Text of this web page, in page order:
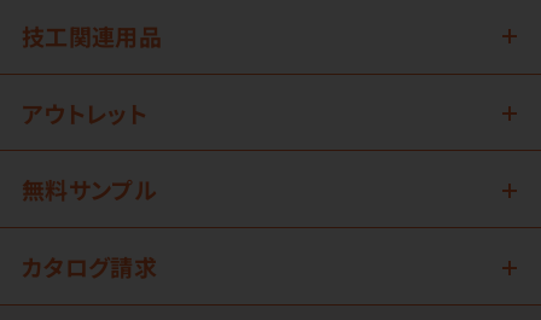
技工関連用品
アウトレット
無料サンプル
カタログ請求